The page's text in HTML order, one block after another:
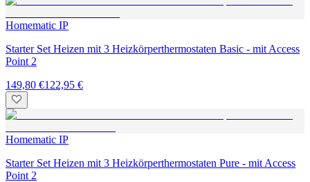
Homematic IP
Starter Set Heizen mit 3 Heizkörperthermostaten Basic - mit Access
Point 2
149,80 €122,95 €
Homematic IP
Starter Set Heizen mit 3 Heizkörperthermostaten Pure - mit Access
Point 2